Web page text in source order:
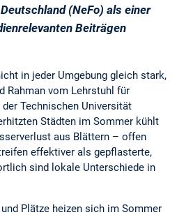
(NeFo) als einer
Beiträgen
in jeder Umgebung gleich stark,
Rahman vom Lehrstuhl für
Technischen Universität
Städten im Sommer kühlt
aus Blättern – offen
effektiver als gepflasterte,
sind lokale Unterschiede in
Plätze heizen sich im Sommer